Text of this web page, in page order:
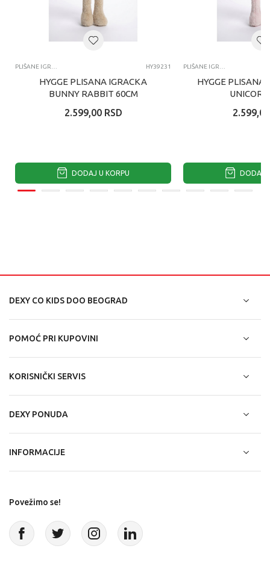
PLIŠANE IGRAČKE HY39231
HYGGE PLISANA IGRACKA
BUNNY RABBIT 60CM
2.599,00 RSD
DODAJ U KORPU
PLIŠANE IGRAČKE
HYGGE PLISANA
2.599,00
DODAJ
DEXY CO KIDS DOO BEOGRAD
POMOĆ PRI KUPOVINI
KORISNIČKI SERVIS
DEXY PONUDA
INFORMACIJE
Povežimo se!